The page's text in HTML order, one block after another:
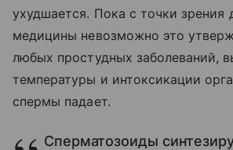
ухудшается. Пока с точки зрения
медицины невозможно это
любых простудных заболеваний,
температуры и интоксикации
спермы падает.
Сперматозоиды